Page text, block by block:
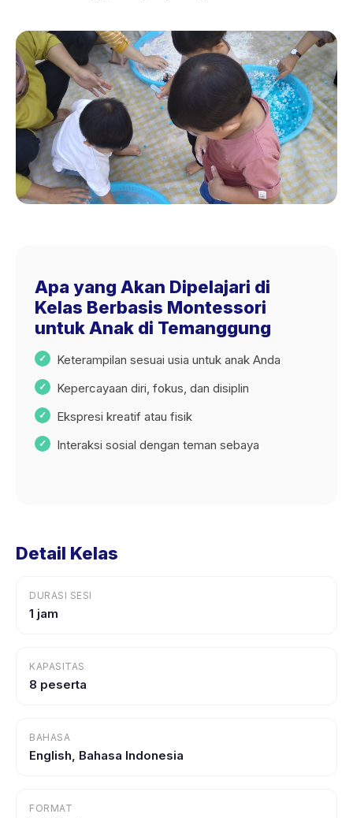
Apa yang Akan Dipelajari di
Kelas Berbasis Montessori
untuk Anak di Temanggung
Keterampilan sesuai usia untuk anak Anda
Kepercayaan diri, fokus, dan disiplin
Ekspresi kreatif atau fisik
Interaksi sosial dengan teman sebaya
Detail Kelas
DURASI SESI
1 jam
KAPASITAS
8 peserta
BAHASA
English, Bahasa Indonesia
FORMAT